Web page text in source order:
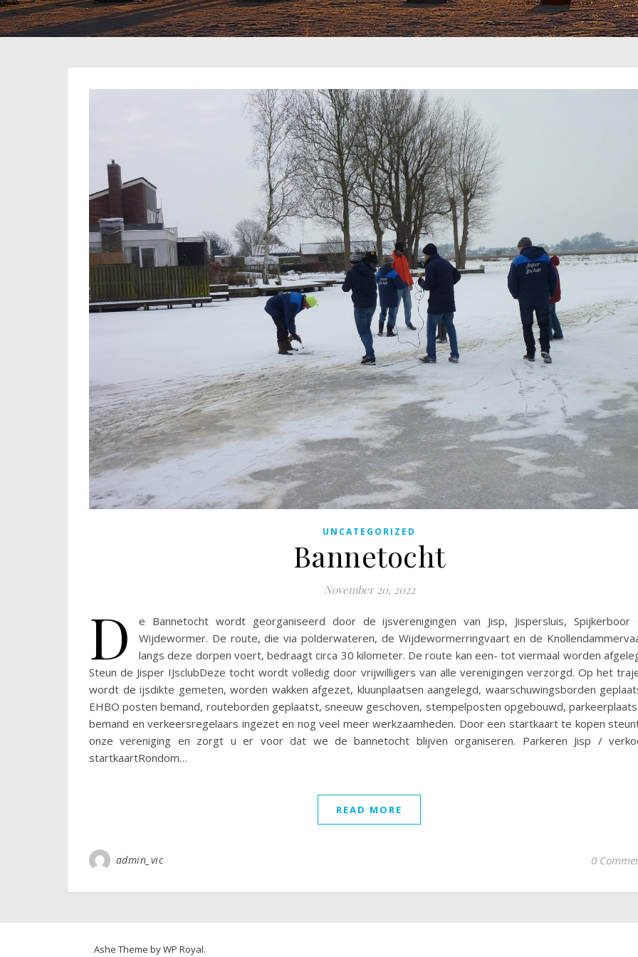
UNCATEGORIZED
Bannetocht
November 20, 2022
D
e Bannetocht wordt georganiseerd door de ijsverenigingen van Jisp, Jispersluis, Spijkerboor
Wijdewormer. De route, die via polderwateren, de Wijdewormerringvaart en de
langs deze dorpen voert, bedraagt circa 30 kilometer. De route kan een- tot viermaal worden
Steun de Jisper IJsclubDeze tocht wordt volledig door vrijwilligers van alle verenigingen verzorgd. Op het
wordt de ijsdikte gemeten, worden wakken afgezet, kluunplaatsen aangelegd, waarschuwingsborden
EHBO posten bemand, routeborden geplaatst, sneeuw geschoven, stempelposten opgebouwd,
bemand en verkeersregelaars ingezet en nog veel meer werkzaamheden. Door een startkaart te kopen
onze vereniging en zorgt u er voor dat we de bannetocht blijven organiseren. Parkeren Jisp /
startkaartRondom…
READ MORE
admin_vic 0
Ashe Theme byWP Royal.